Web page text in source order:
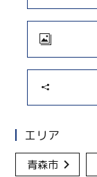
エリア
青森市